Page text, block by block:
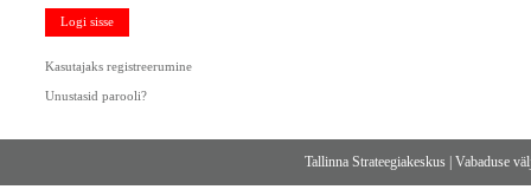
Logi sisse
Kasutajaks registreerumine
Unustasid parooli?
Tallinna Strateegiakeskus |Vabaduse